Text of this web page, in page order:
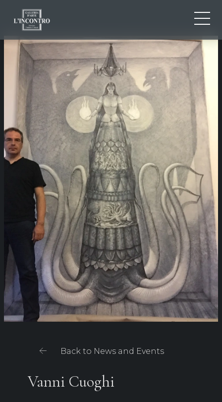
IT
EN
FR
ABOUT US
NEWS AND EVENTS
ARTISTS AND WORKS
EXHIBITIONS
CONTACTS
Back to News and Events
Vanni Cuoghi